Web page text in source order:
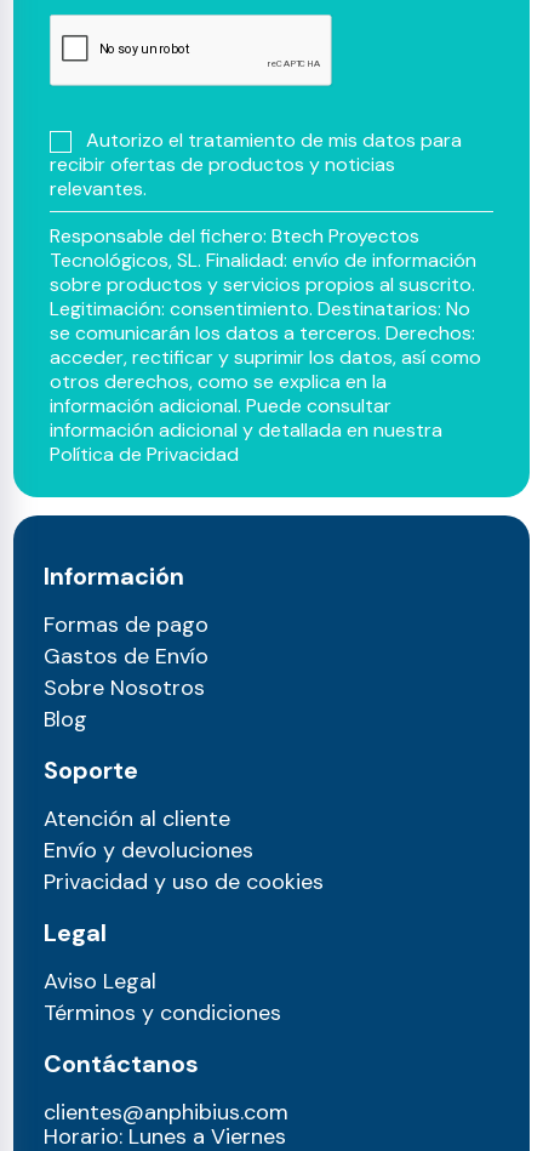
Autorizo el tratamiento de mis datos para
recibir ofertas de productos y noticias
relevantes.
Responsable del fichero: Btech Proyectos
Tecnológicos, SL. Finalidad: envío de información
sobre productos y servicios propios al suscrito.
Legitimación: consentimiento. Destinatarios: No
se comunicarán los datos a terceros. Derechos:
acceder, rectificar y suprimir los datos, así como
otros derechos, como se explica en la
información adicional. Puede consultar
información adicional y detallada en nuestra
Política de Privacidad
Información
Formas de pago
Gastos de Envío
Sobre Nosotros
Blog
Soporte
Atención al cliente
Envío y devoluciones
Privacidad y uso de cookies
Legal
Aviso Legal
Términos y condiciones
Contáctanos
clientes@anphibius.com
Horario: Lunes a Viernes